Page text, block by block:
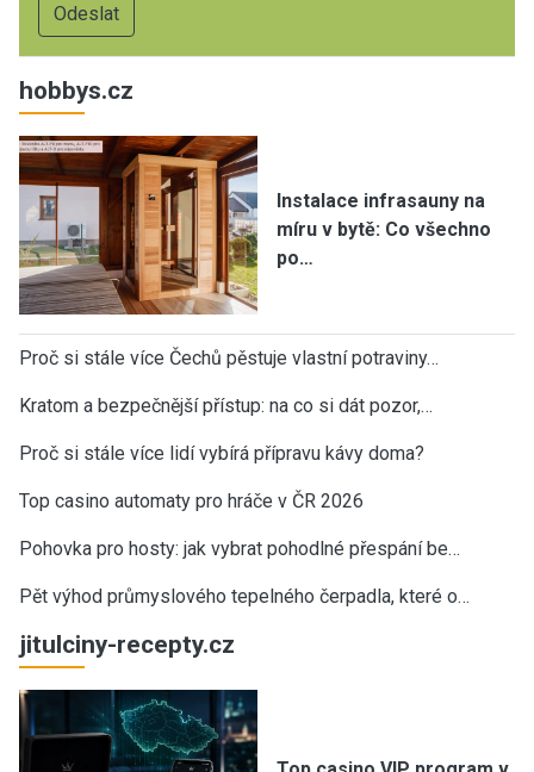
hobbys.cz
Instalace infrasauny na
míru v bytě: Co všechno
po…
Proč si stále více Čechů pěstuje vlastní potraviny…
Kratom a bezpečnější přístup: na co si dát pozor,…
Proč si stále více lidí vybírá přípravu kávy doma?
Top casino automaty pro hráče v ČR 2026
Pohovka pro hosty: jak vybrat pohodlné přespání be…
Pět výhod průmyslového tepelného čerpadla, které o…
jitulciny-recepty.cz